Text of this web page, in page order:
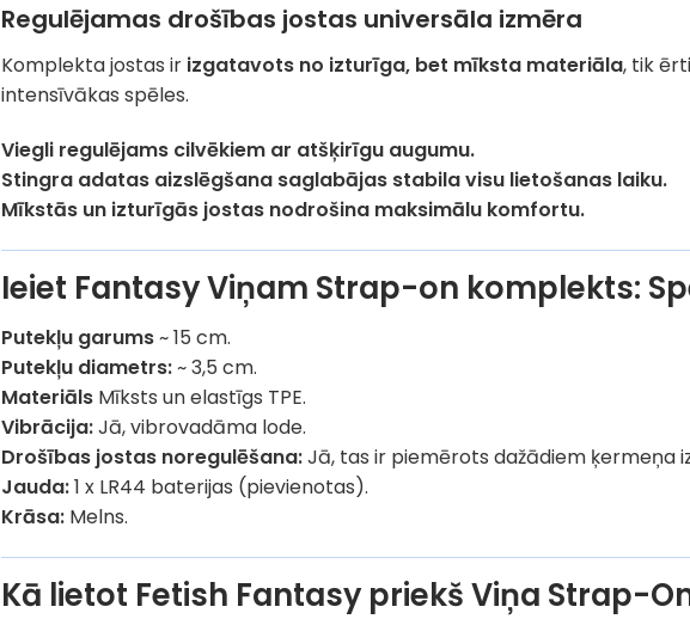
Regulējamas drošības jostas universāla izmēra
Komplekta jostas ir izgatavots no izturīga, bet mīksta materiāla, tik
intensīvākas spēles.
Viegli regulējams cilvēkiem ar atšķirīgu augumu.
Stingra adatas aizslēgšana saglabājas stabila visu lietošanas laiku.
Mīkstās un izturīgās jostas nodrošina maksimālu komfortu.
Ieiet Fantasy Viņam Strap-on komplekts:
Putekļu garums~ 15 cm.
Putekļu diametrs:~ 3,5 cm.
Materiāls Mīksts un elastīgs TPE.
Vibrācija:Jā, vibrovadāma lode.
Drošības jostas noregulēšana:Jā, tas ir piemērots dažādiem ķermeņa
Jauda:1 x LR44 baterijas (pievienotas).
Krāsa: Melns.
Kā lietot Fetish Fantasy priekš Viņa Strap-